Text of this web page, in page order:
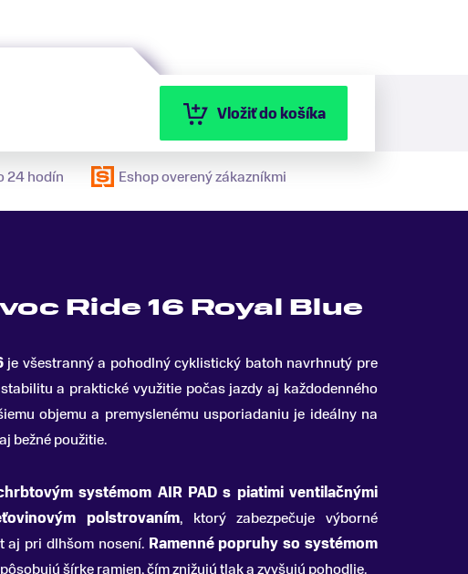
Vložiť do košíka
24 hodín Eshop overený zákazníkmi
Ride 16 Royal Blue
je všestranný a pohodlný cyklistický batoh navrhnutý pre
a praktické využitie počas jazdy aj každodenného
objemu a premyslenému usporiadaniu je ideálny na
bežné použitie.
systémom AIR PAD s piatimi ventilačnými
polstrovaním, ktorý zabezpečuje výborné
aj pri dlhšom nosení. Ramenné popruhy so systémom
šírke ramien, čím znižujú tlak a zvyšujú pohodlie.